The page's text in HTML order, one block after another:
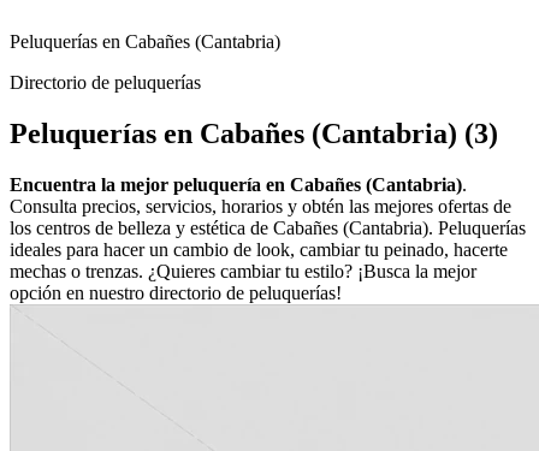
Peluquerías en Cabañes (Cantabria)
Directorio de peluquerías
Peluquerías en Cabañes (Cantabria) (3)
Encuentra la mejor peluquería en Cabañes (Cantabria).
Consulta precios, servicios, horarios y obtén las mejores ofertas de
los centros de belleza y estética de Cabañes (Cantabria). Peluquerías
ideales para hacer un cambio de look, cambiar tu peinado, hacerte
mechas o trenzas. ¿Quieres cambiar tu estilo? ¡Busca la mejor
opción en nuestro directorio de peluquerías!